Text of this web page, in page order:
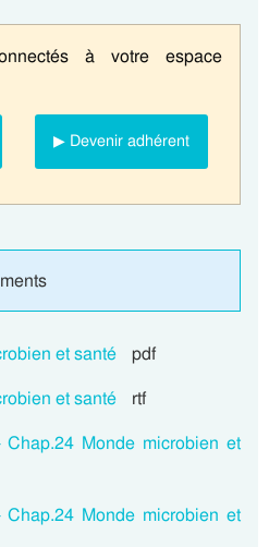
à votre espace
▶ Devenir adhérent
et santé pdf
et santé rtf
Monde microbien et
Monde microbien et